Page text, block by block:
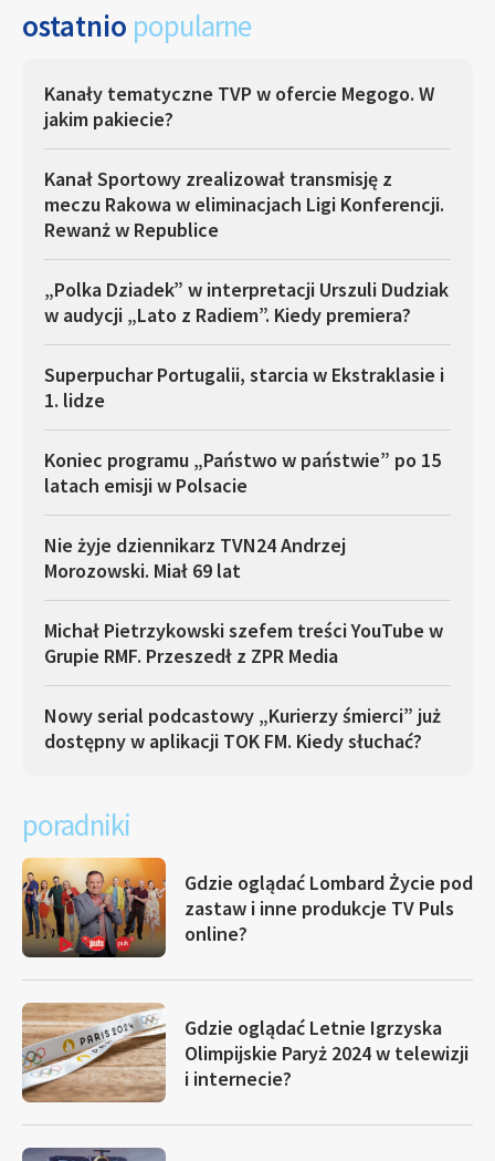
ostatnio popularne
Kanały tematyczne TVP w ofercie Megogo. W
jakim pakiecie?
Kanał Sportowy zrealizował transmisję z
meczu Rakowa w eliminacjach Ligi Konferencji.
Rewanż w Republice
„Polka Dziadek” w interpretacji Urszuli Dudziak
w audycji „Lato z Radiem”. Kiedy premiera?
Superpuchar Portugalii, starcia w Ekstraklasie i
1. lidze
Koniec programu „Państwo w państwie” po 15
latach emisji w Polsacie
Nie żyje dziennikarz TVN24 Andrzej
Morozowski. Miał 69 lat
Michał Pietrzykowski szefem treści YouTube w
Grupie RMF. Przeszedł z ZPR Media
Nowy serial podcastowy „Kurierzy śmierci” już
dostępny w aplikacji TOK FM. Kiedy słuchać?
poradniki
Gdzie oglądać Lombard Życie pod
zastaw i inne produkcje TV Puls
online?
Gdzie oglądać Letnie Igrzyska
Olimpijskie Paryż 2024 w telewizji
i internecie?